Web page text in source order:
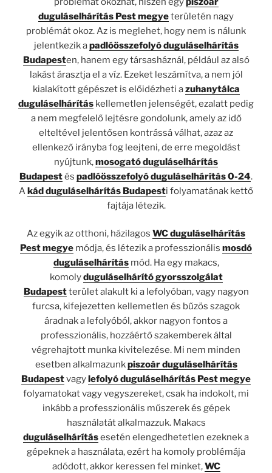
duguláselhárítás Pest megyeterületén nagy
problémát okoz. Az is meglehet, hogy nem is nálunk
jelentkezik apadlóösszefolyó duguláselhárítás
Budapesten, hanem egy társasháznál, például az alsó
lakást árasztja el a víz. Ezeket leszámítva, a nem jól
kialakított gépészet is előidézheti azuhanytálca
duguláselhárítás kellemetlen jelenségét, ezalatt pedig
a nem megfelelő lejtésre gondolunk, amely az idő
elteltével jelentősen kontrássá válhat, azaz az
ellenkező irányba fog leejteni, de erre megoldást
nyújtunk,mosogató duguláselhárítás
Budapestés padlóösszefolyó duguláselhárítás 0-24.
Akád duguláselhárítás Budapesti folyamatának kettő
fajtája létezik.
Az egyik az otthoni, házilagos WC duguláselhárítás
Pest megye módja, és létezik a professzionális mosdó
duguláselhárításmód. Ha egy makacs,
komolyduguláselhárító gyorsszolgálat
Budapestterület alakult ki a lefolyóban, vagy nagyon
furcsa, kifejezetten kellemetlen és bűzös szagok
áradnak a lefolyóból, akkor nagyon fontos a
professzionális, hozzáértő szakemberek által
végrehajtott munka kivitelezése. Mi nem minden
esetben alkalmazunkpiszoár duguláselhárítás
Budapestvagylefolyó duguláselhárítás Pest megye
folyamatokat vagy vegyszereket, csak ha indokolt, mi
inkább a professzionális műszerek és gépek
használatát alkalmazzuk. Makacs
duguláselhárításesetén elengedhetetlen ezeknek a
gépeknek a használata, ezért ha komoly problémája
adódott, akkor keressen fel minket,WC